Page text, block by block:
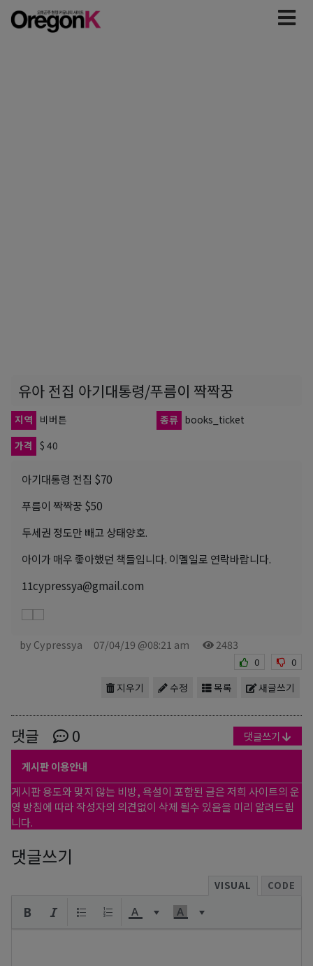
유아 전집 아기대통령/푸름이 짝짝꿍
지역 비버튼 종류 books_ticket
가격 $ 40
아기대통령 전집 $70
푸름이 짝짝꿍 $50
두세권 정도만 빼고 상태양호.
아이가 매우 좋아했던 책들입니다. 이멜일로 연락바랍니다.
11cypressya@gmail.com
by Cypressya 07/04/19 @08:21 am 2483
0 0
새글쓰기
목록
수정
지우기
댓글 0 댓글쓰기
게시판 이용안내
게시판 용도와 맞지 않는 비방, 욕설이 포함된 글은 저희 사이트의 운
영 방침에 따라 작성자의 의견없이 삭제 될수 있음을 미리 알려드립
니다.
댓글쓰기
VISUAL CODE